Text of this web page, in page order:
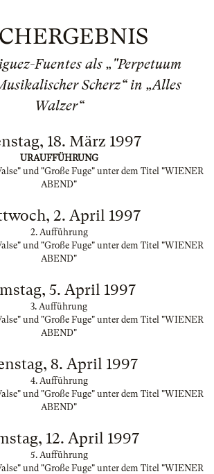
Fuentes als „"Perpetuum
Scherz“ in „Alles
Walzer“
18. März 1997
URAUFFÜHRUNG
und "Große Fuge" unter dem Titel "WIENER
ABEND"
2. April 1997
2. Aufführung
und "Große Fuge" unter dem Titel "WIENER
ABEND"
5. April 1997
3. Aufführung
und "Große Fuge" unter dem Titel "WIENER
ABEND"
8. April 1997
4. Aufführung
und "Große Fuge" unter dem Titel "WIENER
ABEND"
12. April 1997
5. Aufführung
und "Große Fuge" unter dem Titel "WIENER